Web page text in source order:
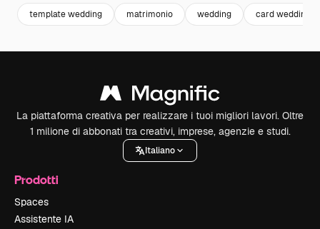
template wedding matrimonio wedding card wedding
La piattaforma creativa per realizzare i tuoi migliori lavori. Oltre
1 milione di abbonati tra creativi, imprese, agenzie e studi.
Italiano
Prodotti
Spaces
Assistente IA